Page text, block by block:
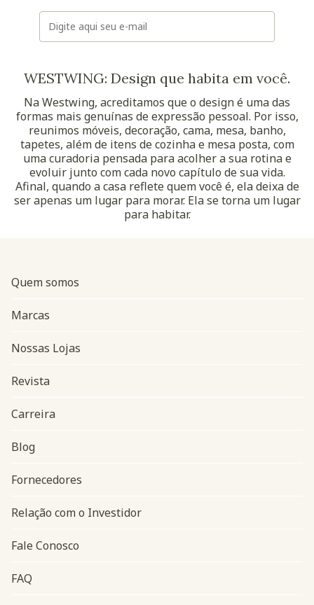
E-mail
WESTWING: Design que habita em você.
Na Westwing, acreditamos que o design é uma das
formas mais genuínas de expressão pessoal. Por isso,
reunimos móveis, decoração, cama, mesa, banho,
tapetes, além de itens de cozinha e mesa posta, com
uma curadoria pensada para acolher a sua rotina e
evoluir junto com cada novo capítulo de sua vida.
Afinal, quando a casa reflete quem você é, ela deixa de
ser apenas um lugar para morar. Ela se torna um lugar
para habitar.
Navegação do rodapé
Quem somos
Marcas
Nossas Lojas
Revista
Carreira
Blog
Fornecedores
Relação com o Investidor
Fale Conosco
FAQ